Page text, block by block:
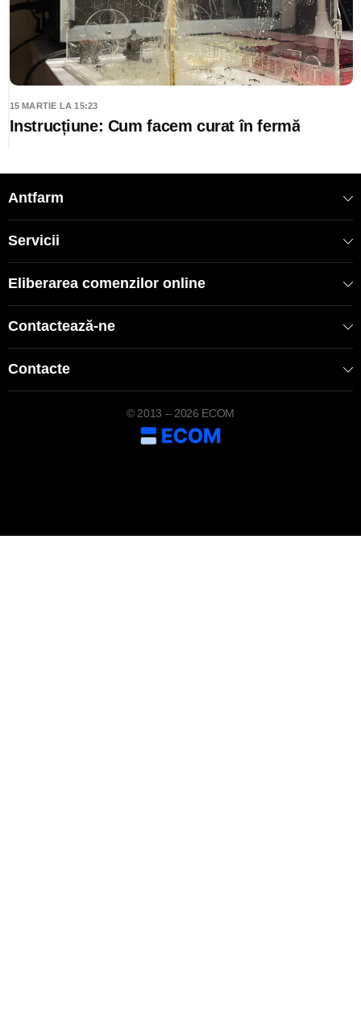
15 MARTIE LA 15:23
Instrucțiune: Cum facem curat în fermă
Antfarm
Servicii
Eliberarea comenzilor online
Contactează-ne
Contacte
© 2013 – 2026 ECOM